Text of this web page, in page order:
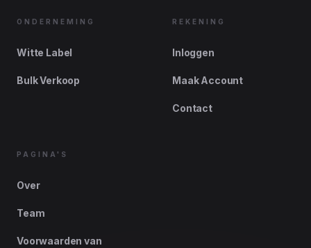
ONDERNEMING
Witte Label
Bulk Verkoop
REKENING
Inloggen
Maak Account
Contact
PAGINA'S
Over
Team
Voorwaarden van